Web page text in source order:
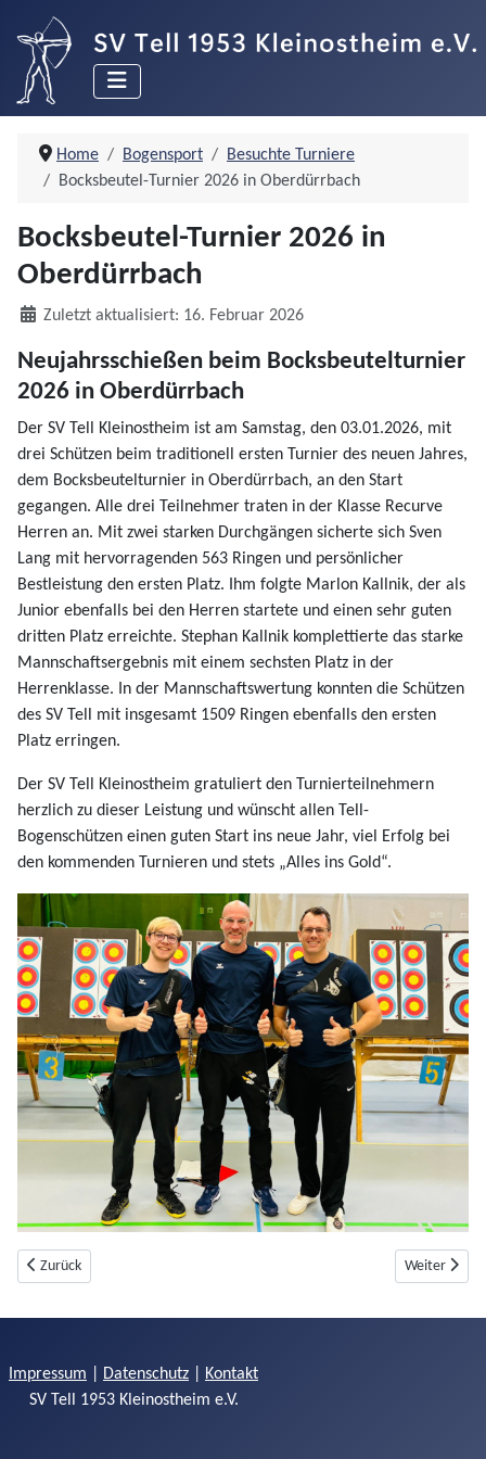
Home Bogensport
Besuchte Turniere
Bocksbeutel-Turnier 2026 in Oberdürrbach
Bocksbeutel-Turnier 2026 in
Oberdürrbach
DetailsZuletzt aktualisiert: 16. Februar 2026
Neujahrsschießen beim Bocksbeutelturnier
2026 in Oberdürrbach
Der SV Tell Kleinostheim ist am Samstag, den 03.01.2026, mit
drei Schützen beim traditionell ersten Turnier des neuen Jahres,
dem Bocksbeutelturnier in Oberdürrbach, an den Start
gegangen. Alle drei Teilnehmer traten in der Klasse Recurve
Herren an. Mit zwei starken Durchgängen sicherte sich Sven
Lang mit hervorragenden 563 Ringen und persönlicher
Bestleistung den ersten Platz. Ihm folgte Marlon Kallnik, der als
Junior ebenfalls bei den Herren startete und einen sehr guten
dritten Platz erreichte. Stephan Kallnik komplettierte das starke
Mannschaftsergebnis mit einem sechsten Platz in der
Herrenklasse. In der Mannschaftswertung konnten die Schützen
des SV Tell mit insgesamt 1509 Ringen ebenfalls den ersten
Platz erringen.
Der SV Tell Kleinostheim gratuliert den Turnierteilnehmern
herzlich zu dieser Leistung und wünscht allen Tell-
Bogenschützen einen guten Start ins neue Jahr, viel Erfolg bei
den kommenden Turnieren und stets „Alles ins Gold“.
Vorheriger Beitrag: 6. Bad Homburg OPEN 2026
Zurück Nächster
Weiter
Impressum Datenschutz
Kontakt
SV Tell 1953 Kleinostheim e.V.